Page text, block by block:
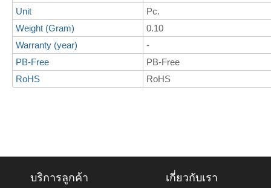
Unit
Pc.
Weight (Gram)
0.10
Warranty (year)
-
PB-Free
PB-Free
RoHS
RoHS
บริการลูกค้า เกี่ยวกับเรา